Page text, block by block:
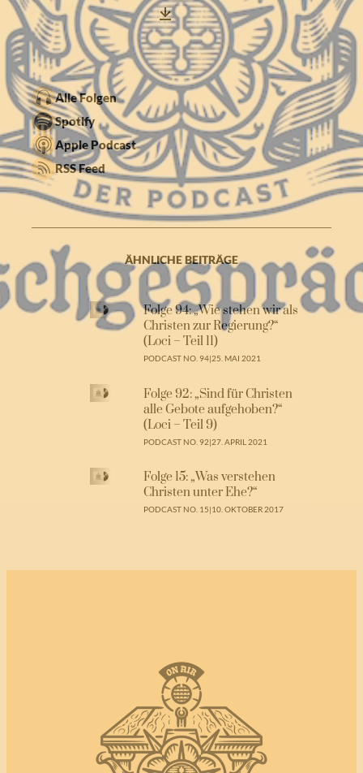
Alle Folgen
Spotify
Apple Podcast
RSS Feed
ÄHNLICHE BEITRÄGE
Folge 94: „Wie stehen wir als
Christen zur Regierung?“
(Loci – Teil 11)
PODCAST NO. 94|25. MAI 2021
Folge 92: „Sind für Christen
alle Gebote aufgehoben?“
(Loci – Teil 9)
PODCAST NO. 92|27. APRIL 2021
Folge 15: „Was verstehen
Christen unter Ehe?“
PODCAST NO. 15|10. OKTOBER 2017